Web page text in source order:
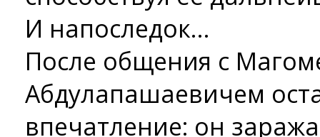
И напоследок…
После общения с
Абдулапашаевичем
впечатление: он